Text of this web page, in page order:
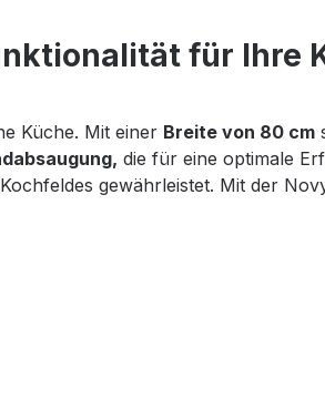
für Ihre
Küche. Mit einer Breite von 80 cm
die für eine optimale
gewährleistet. Mit der